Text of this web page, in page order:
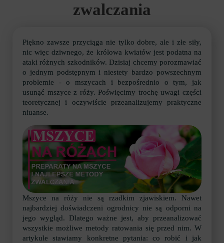
zwalczania
Piękno zawsze przyciąga nie tylko dobre, ale i złe siły,
nic więc dziwnego, że królowa kwiatów jest podatna na
ataki różnych szkodników. Dzisiaj chcemy porozmawiać
o jednym podstępnym i niestety bardzo powszechnym
problemie - o mszycach i bezpośrednio o tym, jak
usunąć mszyce z róży. Poświęcimy trochę uwagi części
teoretycznej i oczywiście przeanalizujemy praktyczne
niuanse.
Mszyce na róży nie są rzadkim zjawiskiem. Nawet
najbardziej doświadczeni ogrodnicy nie są odporni na
jego wygląd. Dlatego ważne jest, aby przeanalizować
wszystkie możliwe metody ratowania się przed nim. W
artykule stawiamy konkretne pytania: co robić i jak